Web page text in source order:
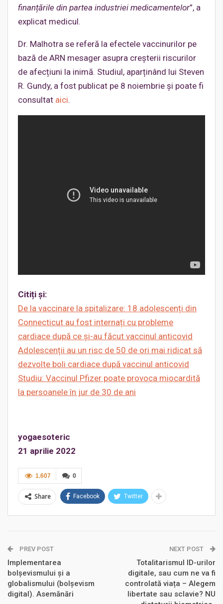
finanțările din partea industriei medicamentelor”, a
explicat medicul.
Dr. Malhotra se referă la efectele vaccinurilor pe
bază de ARN mesager asupra creșterii riscurilor
de afecțiuni la inimă. Studiul, aparținând lui Steven
R. Gundy, a fost publicat pe 8 noiembrie și poate fi
consultat aici.
Citiți și:
De la vaccinare la spitalizare: 18 adolescenți din
Connecticut au fost internați cu probleme
cardiace după ce și-au făcut vaccinul anticovid
Adolescenții au un risc de 50 de ori mai ridicat să
dezvolte boli cardiace după vaccinul anticovid
Studiu: Vaccinul Pfizer poate provoca miocardită
la persoanele în jur de 30 de ani
yogaesoteric
21 aprilie 2022
0
1.607
Share Facebook Twitter
PREV POST
Implementarea
bolșevismului și a
globalismului (bolșevism
digital). Asemănări
NEXT POST
Totalitarismul ID-urilor
digitale, sau cum ne va fi
controlată viața – Alegem
libertate sau sclavie? NU